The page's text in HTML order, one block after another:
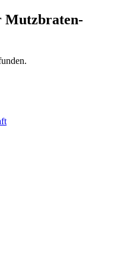
Mutzbraten-